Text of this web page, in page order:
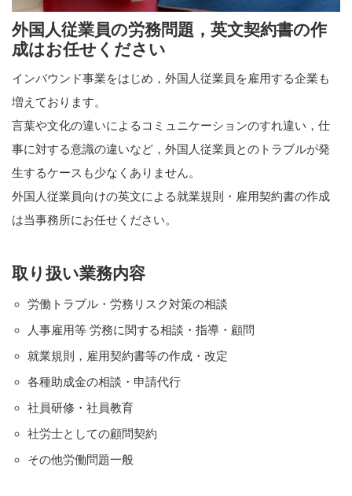
外国人従業員の労務問題，英文契約書の作
成はお任せください
インバウンド事業をはじめ，外国人従業員を雇用する企業も
増えております。
言葉や文化の違いによるコミュニケーションのすれ違い，仕
事に対する意識の違いなど，外国人従業員とのトラブルが発
生するケースも少なくありません。
外国人従業員向けの英文による就業規則・雇用契約書の作成
は当事務所にお任せください。
取り扱い業務内容
労働トラブル・労務リスク対策の相談
人事雇用等 労務に関する相談・指導・顧問
就業規則，雇用契約書等の作成・改定
各種助成金の相談・申請代行
社員研修・社員教育
社労士としての顧問契約
その他労働問題一般